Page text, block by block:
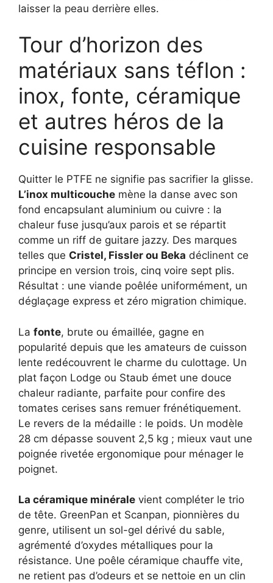
laisser la peau derrière elles.
Tour d’horizon des
matériaux sans téflon :
inox, fonte, céramique
et autres héros de la
cuisine responsable
Quitter le PTFE ne signifie pas sacrifier la glisse.
L’inox multicouche mène la danse avec son
fond encapsulant aluminium ou cuivre : la
chaleur fuse jusqu’aux parois et se répartit
comme un riff de guitare jazzy. Des marques
telles que Cristel, Fissler ou Beka déclinent ce
principe en version trois, cinq voire sept plis.
Résultat : une viande poêlée uniformément, un
déglaçage express et zéro migration chimique.
La fonte, brute ou émaillée, gagne en
popularité depuis que les amateurs de cuisson
lente redécouvrent le charme du culottage. Un
plat façon Lodge ou Staub émet une douce
chaleur radiante, parfaite pour confire des
tomates cerises sans remuer frénétiquement.
Le revers de la médaille : le poids. Un modèle
28 cm dépasse souvent 2,5 kg ; mieux vaut une
poignée rivetée ergonomique pour ménager le
poignet.
La céramique minérale vient compléter le trio
de tête. GreenPan et Scanpan, pionnières du
genre, utilisent un sol-gel dérivé du sable,
agrémenté d’oxydes métalliques pour la
résistance. Une poêle céramique chauffe vite,
ne retient pas d’odeurs et se nettoie en un clin